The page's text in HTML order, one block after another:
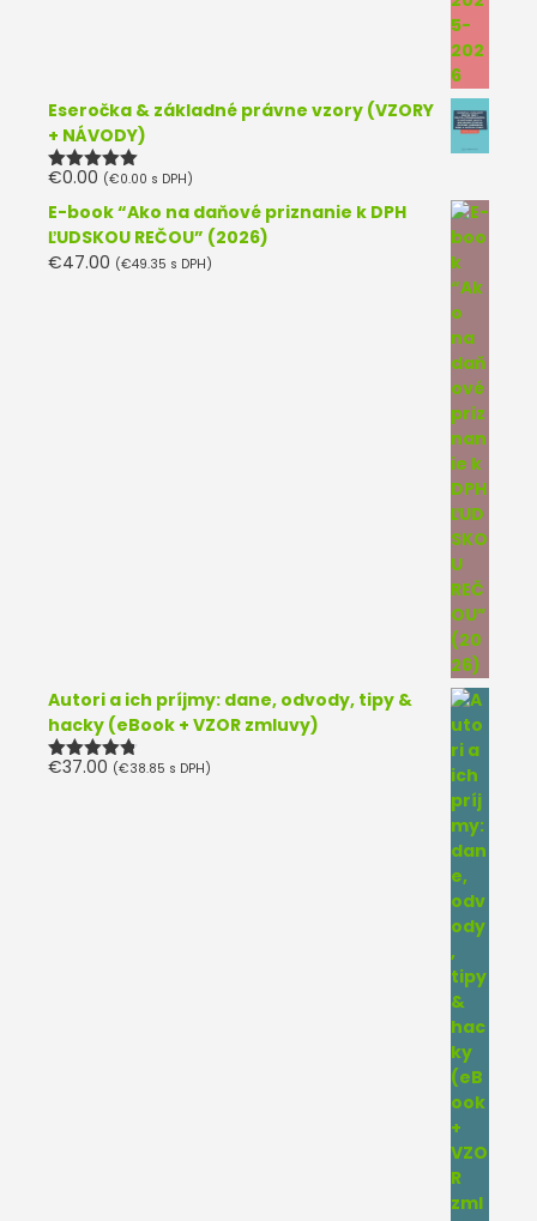
Eseročka & základné právne vzory (VZORY
+ NÁVODY)
Hodnotenie
€0.00 (€0.00 s DPH)
E-book “Ako na daňové priznanie k DPH
ĽUDSKOU REČOU” (2026)
€47.00 (€49.35 s DPH)
Autori a ich príjmy: dane, odvody, tipy &
hacky (eBook + VZOR zmluvy)
Hodnotenie
€37.00 (€38.85 s DPH)